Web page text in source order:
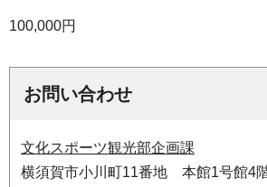
100,000円
お問い合わせ
文化スポーツ観光部企画課
横須賀市小川町11番地 本館1号館4